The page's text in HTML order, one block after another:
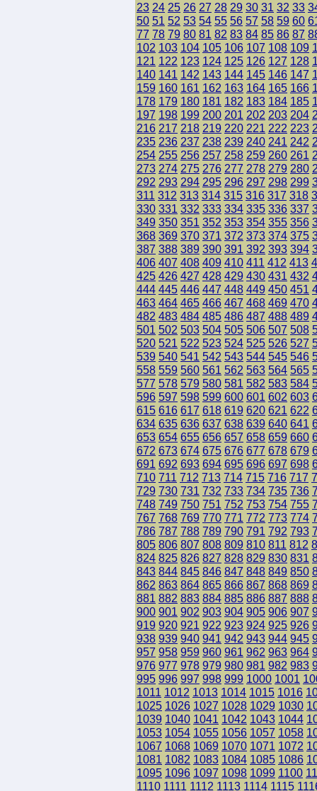
23 24 25 26 27 28 29 30 31 32 33
50 51 52 53 54 55 56 57 58 59 60
77 78 79 80 81 82 83 84 85 86 87
102 103 104 105 106 107 108 109
121 122 123 124 125 126 127 128
140 141 142 143 144 145 146 147
159 160 161 162 163 164 165 166
178 179 180 181 182 183 184 185
197 198 199 200 201 202 203 204
216 217 218 219 220 221 222 223
235 236 237 238 239 240 241 242
254 255 256 257 258 259 260 261
273 274 275 276 277 278 279 280
292 293 294 295 296 297 298 299
311 312 313 314 315 316 317 318
330 331 332 333 334 335 336 337
349 350 351 352 353 354 355 356
368 369 370 371 372 373 374 375
387 388 389 390 391 392 393 394
406 407 408 409 410 411 412 413
425 426 427 428 429 430 431 432
444 445 446 447 448 449 450 451
463 464 465 466 467 468 469 470
482 483 484 485 486 487 488 489
501 502 503 504 505 506 507 508
520 521 522 523 524 525 526 527
539 540 541 542 543 544 545 546
558 559 560 561 562 563 564 565
577 578 579 580 581 582 583 584
596 597 598 599 600 601 602 603
615 616 617 618 619 620 621 622
634 635 636 637 638 639 640 641
653 654 655 656 657 658 659 660
672 673 674 675 676 677 678 679
691 692 693 694 695 696 697 698
710 711 712 713 714 715 716 717
729 730 731 732 733 734 735 736
748 749 750 751 752 753 754 755
767 768 769 770 771 772 773 774
786 787 788 789 790 791 792 793
805 806 807 808 809 810 811 812
824 825 826 827 828 829 830 831
843 844 845 846 847 848 849 850
862 863 864 865 866 867 868 869
881 882 883 884 885 886 887 888
900 901 902 903 904 905 906 907
919 920 921 922 923 924 925 926
938 939 940 941 942 943 944 945
957 958 959 960 961 962 963 964
976 977 978 979 980 981 982 983
995 996 997 998 999 1000 1001
1011 1012 1013 1014 1015 1016
1025 1026 1027 1028 1029 1030
1039 1040 1041 1042 1043 1044
1053 1054 1055 1056 1057 1058
1067 1068 1069 1070 1071 1072
1081 1082 1083 1084 1085 1086
1095 1096 1097 1098 1099 1100
1110 1111 1112 1113 1114 1115